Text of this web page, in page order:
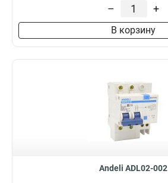
– +
В корзину
Andeli ADL02-002